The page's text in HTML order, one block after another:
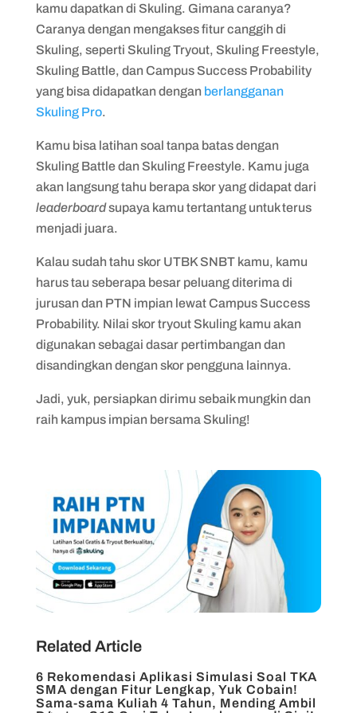
kamu dapatkan di Skuling. Gimana caranya?
Caranya dengan mengakses fitur canggih di
Skuling, seperti Skuling Tryout, Skuling Freestyle,
Skuling Battle, dan Campus Success Probability
yang bisa didapatkan dengan berlangganan
Skuling Pro.
Kamu bisa latihan soal tanpa batas dengan
Skuling Battle dan Skuling Freestyle. Kamu juga
akan langsung tahu berapa skor yang didapat dari
leaderboardsupaya kamu tertantang untuk terus
menjadi juara.
Kalau sudah tahu skor UTBK SNBT kamu, kamu
harus tau seberapa besar peluang diterima di
jurusan dan PTN impian lewat Campus Success
Probability. Nilai skor tryout Skuling kamu akan
digunakan sebagai dasar pertimbangan dan
disandingkan dengan skor pengguna lainnya.
Jadi, yuk, persiapkan dirimu sebaik mungkin dan
raih kampus impian bersama Skuling!
Related Article
6 Rekomendasi Aplikasi Simulasi Soal TKA
SMA dengan Fitur Lengkap, Yuk Cobain!
Sama-sama Kuliah 4 Tahun, Mending Ambil